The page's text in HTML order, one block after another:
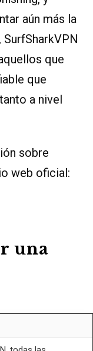
aún más la
SurfSharkVPN
que
que
a nivel
sobre
web oficial:
una